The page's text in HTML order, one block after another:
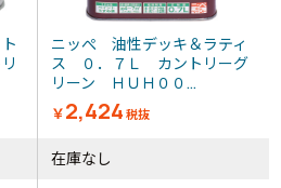
ニッぺ 油性デッキ＆ラティ
ス ０．７Ｌ カントリーグ
リーン ＨＵＨ００...
￥2,424 税抜
在庫なし